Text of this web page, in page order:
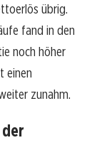
übrig.
fand in den
noch höher
einen
zunahm.